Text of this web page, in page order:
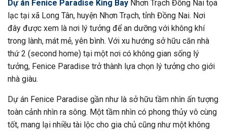
Dự án Fenice Paradise King Bay Nhơn Trạch Đồng Nai tọa
lạc tại xã Long Tân, huyện Nhơn Trạch, tỉnh Đồng Nai. Nơi
đây được xem là nơi lý tưởng để an dưỡng với không khí
trong lành, mát mẻ, yên bình. Với xu hướng sở hữu căn nhà
thứ 2 (second home) tại một nơi có không gian sống lý
tưởng, Fenice Paradise trở thành lựa chọn lý tưởng cho giới
nhà giàu.
Dự án Fenice Paradise gần như là sở hữu tầm nhìn ấn tượng
toàn cảnh nhìn ra sông. Một tầm nhìn có phong thủy vô cùng
tốt, mang lại nhiều tài lộc cho gia chủ cũng như một không